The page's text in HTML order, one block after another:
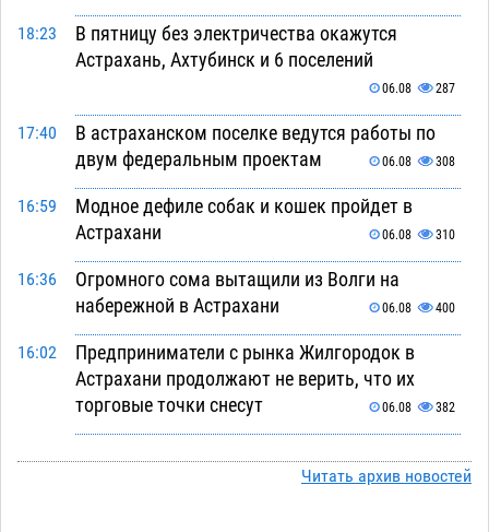
18:23
В пятницу без электричества окажутся
Астрахань, Ахтубинск и 6 поселений
06.08 287
17:40
В астраханском поселке ведутся работы по
двум федеральным проектам
06.08 308
16:59
Модное дефиле собак и кошек пройдет в
Астрахани
06.08 310
16:36
Огромного сома вытащили из Волги на
набережной в Астрахани
06.08 400
16:02
Предприниматели с рынка Жилгородок в
Астрахани продолжают не верить, что их
торговые точки снесут
06.08 382
на новой серебряной монете Банка России
Читать архив новостей